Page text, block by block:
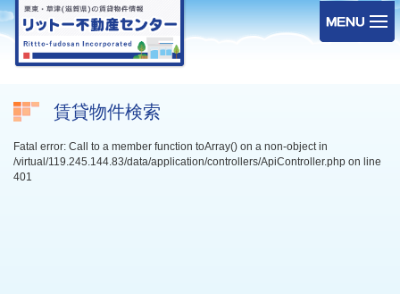
賃貸物件検索
Fatal error: Call to a member function toArray() on a non-object in
/virtual/119.245.144.83/data/application/controllers/ApiController.php on line
401